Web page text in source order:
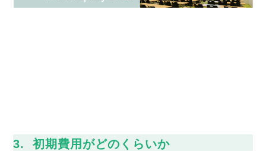
3. 初期費用がどのくらいか